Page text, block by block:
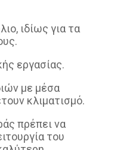
ιδίως για τα
εργασίας.
με μέσα
κλιματισμό.
πρέπει να
του